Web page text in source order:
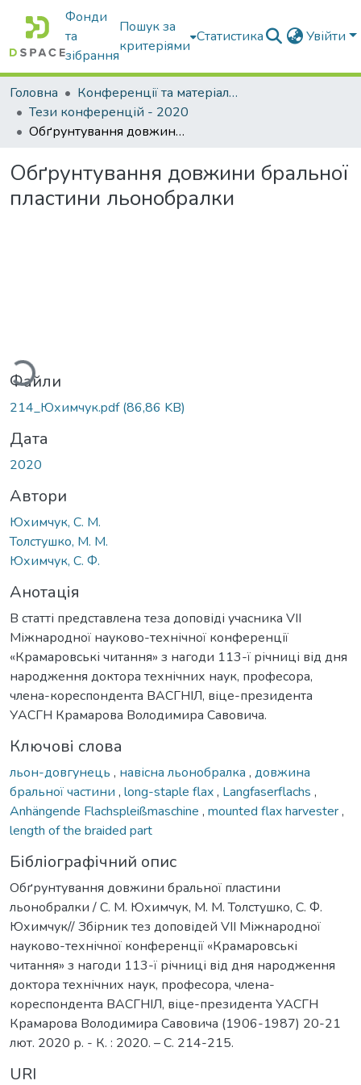
Фонди
та
зібрання
Пошук за
критеріями
Статистика Увійти
Головна
Конференції та матеріали конференцій
Тези конференцій - 2020
Обґрунтування довжини бральної пластини льонобралки
Обґрунтування довжини бральної
пластини льонобралки
Файли
214_Юхимчук.pdf(86,86 KB)
Дата
2020
Автори
Юхимчук, С. М.
Толстушко, М. М.
Юхимчук, С. Ф.
Анотація
В статті представлена теза доповіді учасника VIІ
Міжнародної науково-технічної конференції
«Крамаровські читання» з нагоди 113-ї річниці від дня
народження доктора технічних наук, професора,
члена-кореспондента ВАСГНІЛ, віце-президента
УАСГН Крамарова Володимира Савовича.
Ключові слова
льон-довгунець , навісна льонобралка , довжина
бральної частини , long-staple flax, Langfaserflachs ,
Anhängende Flachspleißmaschine , mounted flax harvester,
length of the braided part
Бібліографічний опис
Обґрунтування довжини бральної пластини
льонобралки / С. М. Юхимчук, М. М. Толстушко, С. Ф.
Юхимчук// Збірник тез доповідей VIІ Міжнародної
науково-технічної конференції «Крамаровські
читання» з нагоди 113-ї річниці від дня народження
доктора технічних наук, професора, члена-
кореспондента ВАСГНІЛ, віце-президента УАСГН
Крамарова Володимира Савовича (1906-1987) 20-21
лют. 2020 р. - К. : 2020. – С. 214-215.
URI